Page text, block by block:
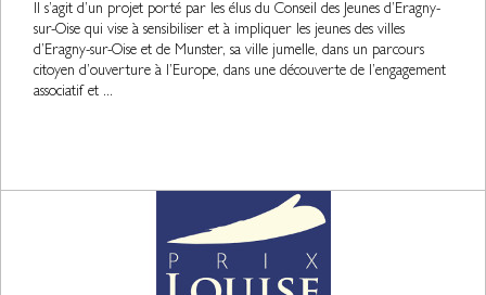
Il s’agit d’un projet porté par les élus du Conseil des Jeunes d’Eragny-
sur-Oise qui vise à sensibiliser et à impliquer les jeunes des villes
d’Eragny-sur-Oise et de Munster, sa ville jumelle, dans un parcours
citoyen d’ouverture à l’Europe, dans une découverte de l’engagement
associatif et ...